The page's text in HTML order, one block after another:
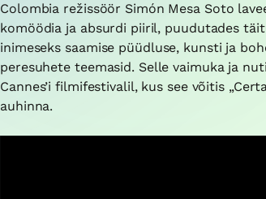
Colombia režissöör Simón Mesa Soto
komöödia ja absurdi piiril, puudutades
inimeseks saamise püüdluse, kunsti ja
peresuhete teemasid. Selle vaimuka ja
Cannes’i filmifestivalil, kus see võitis
auhinna.